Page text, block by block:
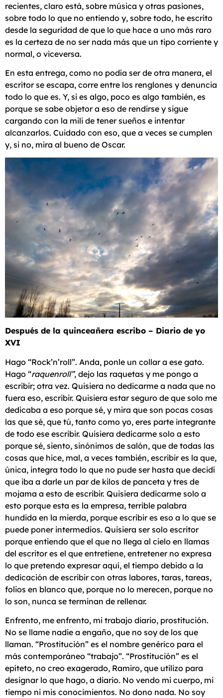
recientes, claro está, sobre música y otras pasiones,
sobre todo lo que no entiendo y, sobre todo, he escrito
desde la seguridad de que lo que hace a uno más raro
es la certeza de no ser nada más que un tipo corriente y
normal, o viceversa.
En esta entrega, como no podía ser de otra manera, el
escritor se escapa, corre entre los renglones y denuncia
todo lo que es. Y, si es algo, poco es algo también, es
porque se sabe objetor a eso de rendirse y sigue
cargando con la mili de tener sueños e intentar
alcanzarlos. Cuidado con eso, que a veces se cumplen
y, si no, mira al bueno de Oscar.
Después de la quinceañera escribo – Diario de yo
XVI
Hago “Rock’n’roll”. Anda, ponle un collar a ese gato.
Hago “raquenroll”, dejo las raquetas y me pongo a
escribir; otra vez. Quisiera no dedicarme a nada que no
fuera eso, escribir. Quisiera estar seguro de que solo me
dedicaba a eso porque sé, y mira que son pocas cosas
las que sé, que tú, tanto como yo, eres parte integrante
de todo ese escribir. Quisiera dedicarme solo a esto
porque sé, siento, sinónimos de salón, que de todas las
cosas que hice, mal, a veces también, escribir es la que,
única, integra todo lo que no pude ser hasta que decidí
que iba a darle un par de kilos de panceta y tres de
mojama a esto de escribir. Quisiera dedicarme solo a
esto porque esta es la empresa, terrible palabra
hundida en la mierda, porque escribir es eso a lo que se
puede poner intermedios. Quisiera ser solo escritor
porque entiendo que el que no llega al cielo en llamas
del escritor es el que entretiene, entretener no expresa
lo que pretendo expresar aquí, el tiempo debido a la
dedicación de escribir con otras labores, taras, tareas,
folios en blanco que, porque no lo merecen, porque no
lo son, nunca se terminan de rellenar.
Enfrento, me enfrento, mi trabajo diario, prostitución.
No se llame nadie a engaño, que no soy de los que
llaman. “Prostitución” es el nombre genérico para el
más contemporáneo “trabajo”. “Prostitución” es el
epíteto, no creo exagerado, Ramiro, que utilizo para
designar lo que hago, a diario. No vendo mi cuerpo, mi
tiempo ni mis conocimientos. No dono nada. No soy